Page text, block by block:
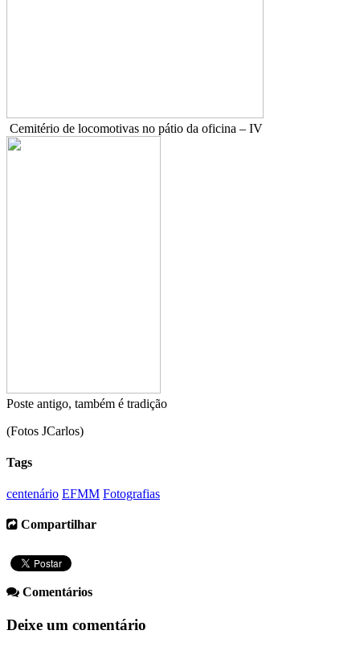
Cemitério de locomotivas no pátio da oficina – IV
Poste antigo, também é tradição
(Fotos JCarlos)
Tags
centenário EFMM Fotografias
Compartilhar
Comentários
Deixe um comentário